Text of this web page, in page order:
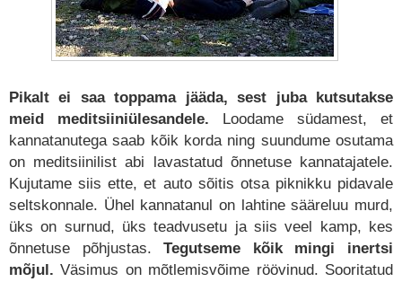
Pikalt ei saa toppama jääda, sest juba kutsutakse
meid meditsiiniülesandele. Loodame südamest, et
kannatanutega saab kõik korda ning suundume osutama
on meditsiinilist abi lavastatud õnnetuse kannatajatele.
Kujutame siis ette, et auto sõitis otsa piknikku pidavale
seltskonnale. Ühel kannatanul on lahtine sääreluu murd,
üks on surnud, üks teadvusetu ja siis veel kamp, kes
õnnetuse põhjustas.Tegutseme kõik mingi inertsi
mõjul. Väsimus on mõtlemisvõime röövinud. Sooritatud